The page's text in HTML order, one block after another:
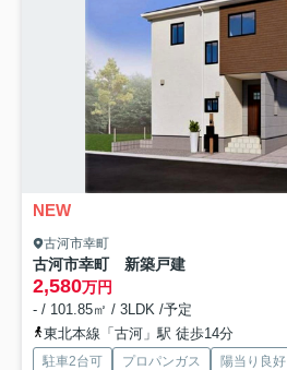
NEW
古河市幸町
古河市幸町 新築戸建
2,580万円
- / 101.85㎡ / 3LDK /予定
東北本線「古河」駅 徒歩14分
駐車2台可 プロパンガス 陽当り良好